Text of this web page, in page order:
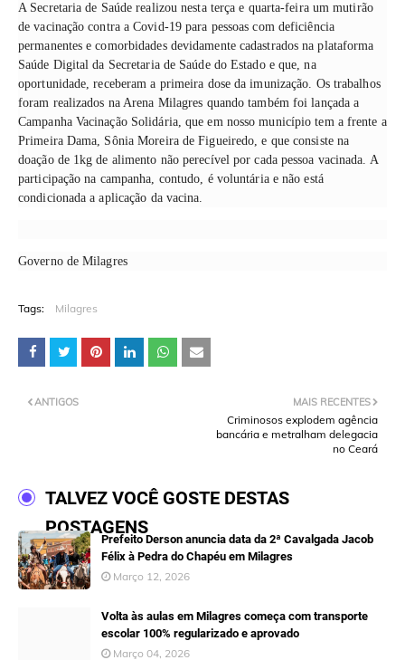
A Secretaria de Saúde realizou nesta terça e quarta-feira um mutirão
de vacinação contra a Covid-19 para pessoas com deficiência
permanentes e comorbidades devidamente cadastrados na plataforma
Saúde Digital da Secretaria de Saúde do Estado e que, na
oportunidade, receberam a primeira dose da imunização. Os trabalhos
foram realizados na Arena Milagres quando também foi lançada a
Campanha Vacinação Solidária, que em nosso município tem a frente a
Primeira Dama, Sônia Moreira de Figueiredo, e que consiste na
doação de 1kg de alimento não perecível por cada pessoa vacinada. A
participação na campanha, contudo, é voluntária e não está
condicionada a aplicação da vacina.
Governo de Milagres
Tags: Milagres
MAIS RECENTES
Criminosos explodem agência
bancária e metralham delegacia
no Ceará
ANTIGOS
TALVEZ VOCÊ GOSTE DESTAS
POSTAGENS
Prefeito Derson anuncia data da 2ª Cavalgada Jacob
Félix à Pedra do Chapéu em Milagres
Março 12, 2026
Volta às aulas em Milagres começa com transporte
escolar 100% regularizado e aprovado
Março 04, 2026